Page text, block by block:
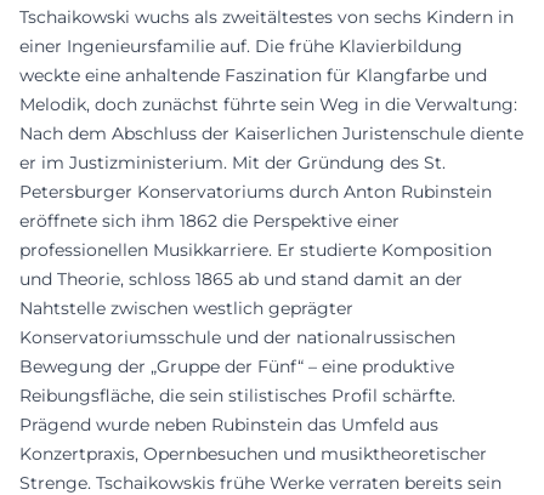
Tschaikowski wuchs als zweitältestes von sechs Kindern in
einer Ingenieursfamilie auf. Die frühe Klavierbildung
weckte eine anhaltende Faszination für Klangfarbe und
Melodik, doch zunächst führte sein Weg in die Verwaltung:
Nach dem Abschluss der Kaiserlichen Juristenschule diente
er im Justizministerium. Mit der Gründung des St.
Petersburger Konservatoriums durch Anton Rubinstein
eröffnete sich ihm 1862 die Perspektive einer
professionellen Musikkarriere. Er studierte Komposition
und Theorie, schloss 1865 ab und stand damit an der
Nahtstelle zwischen westlich geprägter
Konservatoriumsschule und der nationalrussischen
Bewegung der „Gruppe der Fünf“ – eine produktive
Reibungsfläche, die sein stilistisches Profil schärfte.
Prägend wurde neben Rubinstein das Umfeld aus
Konzertpraxis, Opernbesuchen und musiktheoretischer
Strenge. Tschaikowskis frühe Werke verraten bereits sein